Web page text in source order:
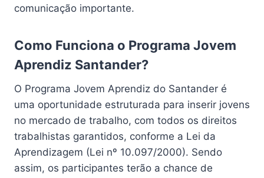
comunicação importante.
Como Funciona o Programa Jovem
Aprendiz Santander?
O Programa Jovem Aprendiz do Santander é
uma oportunidade estruturada para inserir jovens
no mercado de trabalho, com todos os direitos
trabalhistas garantidos, conforme a Lei da
Aprendizagem (Lei nº 10.097/2000). Sendo
assim, os participantes terão a chance de